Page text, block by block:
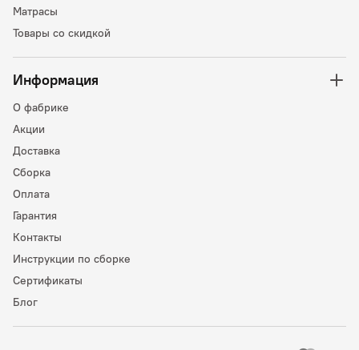
Матрасы
Товары со скидкой
Информация
О фабрике
Акции
Доставка
Сборка
Оплата
Гарантия
Контакты
Инструкции по сборке
Сертификаты
Блог